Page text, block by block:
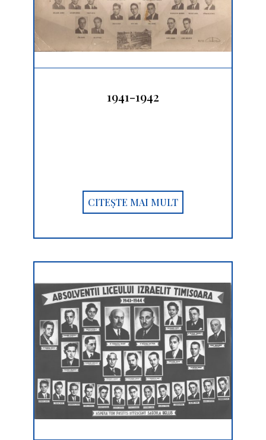
1941-1942
CITEȘTE MAI MULT